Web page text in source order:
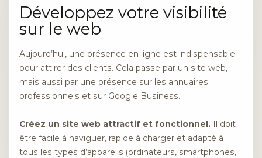
Développez votre visibilité
sur le web
Aujourd’hui, une présence en ligne est indispensable
pour attirer des clients. Cela passe par un site web,
mais aussi par une présence sur les annuaires
professionnels et sur Google Business.
Créez un site web attractif et fonctionnel. Il doit
être facile à naviguer, rapide à charger et adapté à
tous les types d’appareils (ordinateurs, smartphones,